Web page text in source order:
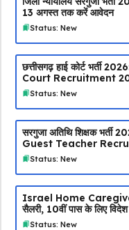
13 अगस्त तक करें आवेदन
Status: New
छत्तीसगढ़ हाई कोर्ट भर्ती
Court Recruitment
Status: New
सरगुजा अतिथि शिक्षक
Guest Teacher
Status: New
Israel Home
सैलरी, 10वीं पास के लिए
Status: New